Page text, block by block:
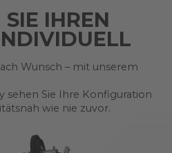
IHREN
Wunsch – mit unserem
sehen Sie Ihre Konfiguration
wie nie zuvor.